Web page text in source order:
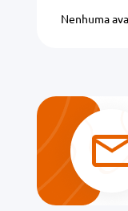
★★
Seu
Nenhuma